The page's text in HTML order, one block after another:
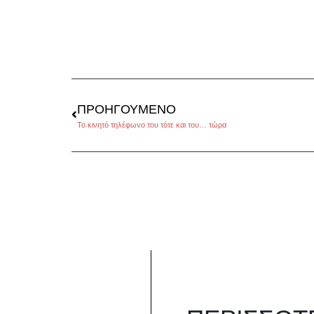
ΠΡΟΗΓΟΎΜΕΝΟ
Το κινητό τηλέφωνο του τότε και του… τώρα